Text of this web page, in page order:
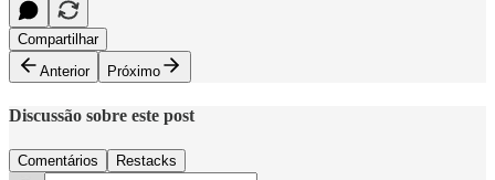
Compartilhar
Anterior
Próximo
Discussão sobre este post
Comentários Restacks